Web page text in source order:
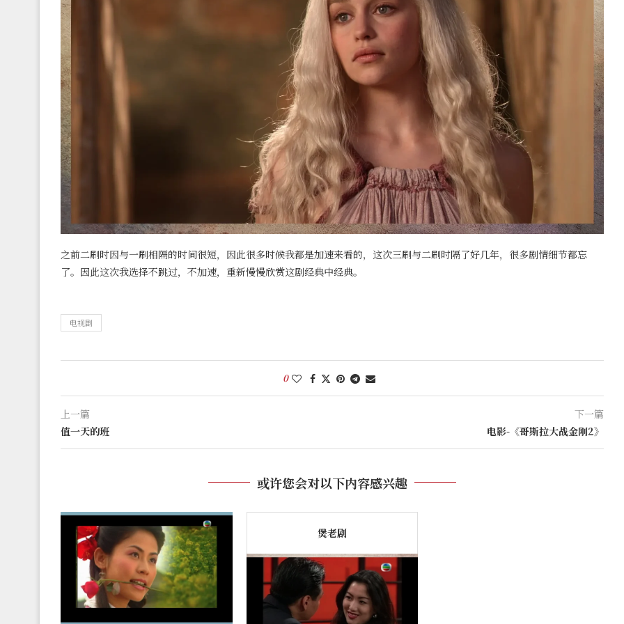
之前二刷时因与一刷相隔的时间很短，因此很多时候我都是加速来看的，这次三刷与二刷时隔了好几年，很多剧情细节都忘
了。因此这次我选择不跳过，不加速，重新慢慢欣赏这剧经典中经典。
电视剧
0
上一篇
值一天的班
下一篇
电影-《哥斯拉大战金刚2》
或许您会对以下内容感兴趣
煲老剧